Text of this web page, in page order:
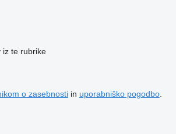
iz te rubrike
o zasebnostiin uporabniško pogodbo.